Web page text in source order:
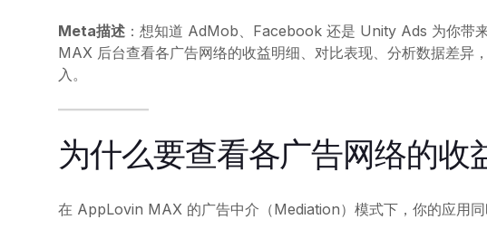
Meta描述 ：想知道 AdMob、Facebook 还是 Unity Ads 为你带
MAX 后台查看各广告网络的收益明细、对比表现、分析数据差异
入。
为什么要查看各广告网络的收
在 AppLovin MAX 的广告中介（Mediation）模式下，你的应用同